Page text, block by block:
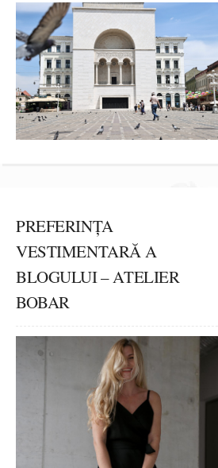
PREFERINȚA
VESTIMENTARĂ A
BLOGULUI – ATELIER
BOBAR